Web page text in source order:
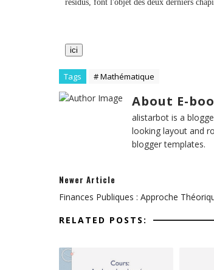
résidus, font l'objet des deux derniers
ici
Tags # Mathématique
About E-
alistarbot is a
looking layout and
blogger templates.
Newer Article
Finances Publiques : Approche
RELATED POSTS: